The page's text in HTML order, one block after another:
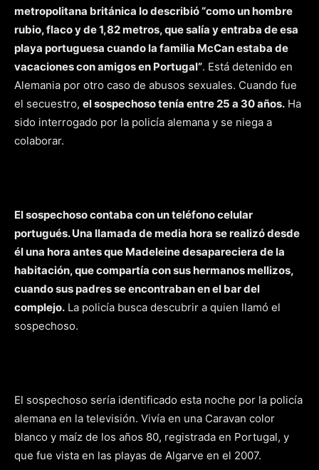
metropolitana británica lo describió “como un hombre
rubio, flaco y de 1,82 metros, que salía y entraba de esa
playa portuguesa cuando la familia McCan estaba de
vacaciones con amigos en Portugal”. Está detenido en
Alemania por otro caso de abusos sexuales. Cuando fue
el secuestro, el sospechoso tenía entre 25 a 30 años. Ha
sido interrogado por la policía alemana y se niega a
colaborar.
El sospechoso contaba con un teléfono celular
portugués. Una llamada de media hora se realizó desde
él una hora antes que Madeleine desapareciera de la
habitación, que compartía con sus hermanos mellizos,
cuando sus padres se encontraban en el bar del
complejo. La policía busca descubrir a quien llamó el
sospechoso.
El sospechoso sería identificado esta noche por la policía
alemana en la televisión. Vivía en una Caravan color
blanco y maíz de los años 80, registrada en Portugal, y
que fue vista en las playas de Algarve en el 2007.